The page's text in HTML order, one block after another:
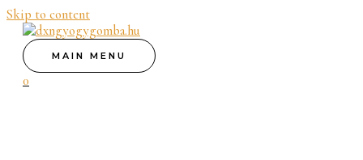
Skip to content
MAIN MENU
0